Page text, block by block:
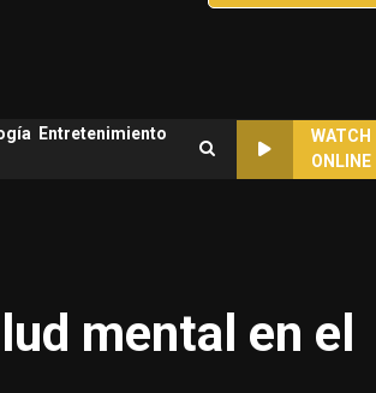
Entretenimiento
WATCH
ONLINE
mental en el